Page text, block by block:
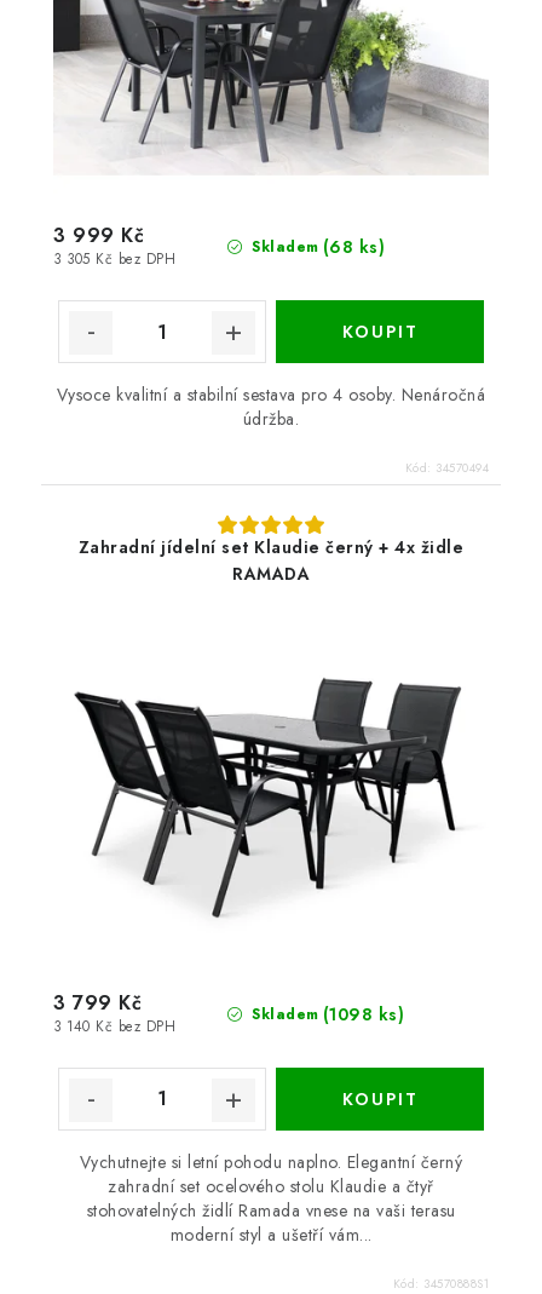
Skladem (68 ks)
3 305 Kč bez DPH
3 999 Kč
Vysoce kvalitní a stabilní sestava pro 4 osoby. Nenáročná
údržba.
Kód: 34570494
Zahradní jídelní set Klaudie černý + 4x židle
RAMADA
Skladem (1098 ks)
3 140 Kč bez DPH
3 799 Kč
Vychutnejte si letní pohodu naplno. Elegantní černý
zahradní set ocelového stolu Klaudie a čtyř
stohovatelných židlí Ramada vnese na vaši terasu
moderní styl a ušetří vám...
Kód: 34570888S1